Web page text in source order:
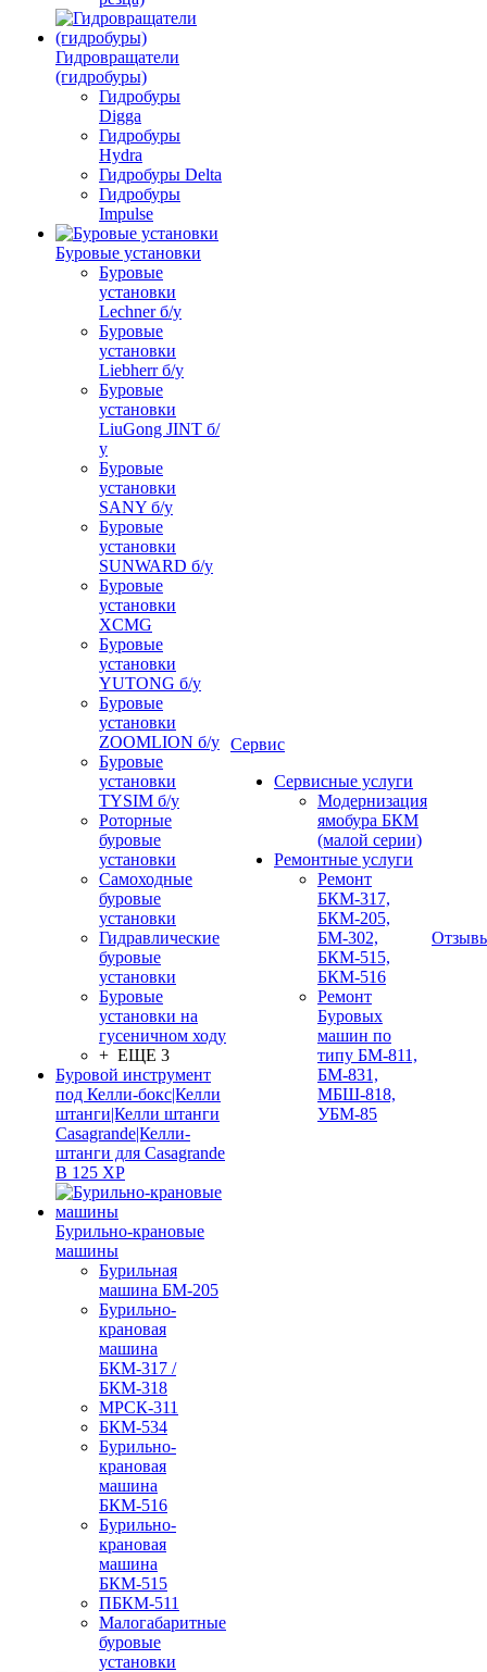
Гидровращатели
(гидробуры)
Гидробуры
Digga
Гидробуры
Hydra
Гидробуры Delta
Гидробуры
Impulse
Буровые установки
Буровые
установки
Lechner б/у
Буровые
установки
Liebherr б/у
Буровые
установки
LiuGong JINT б/
у
Буровые
установки
SANY б/у
Буровые
установки
SUNWARD б/у
Буровые
установки
XCMG
Буровые
установки
YUTONG б/у
Буровые
установки
ZOOMLION б/у
Буровые
установки
TYSIM б/у
Роторные
буровые
установки
Самоходные
буровые
установки
Гидравлические
буровые
установки
Буровые
установки на
гусеничном ходу
+ ЕЩЕ 3
Буровой инструмент
под Келли-бокс|Келли
штанги|Келли штанги
Casagrande|Келли-
штанги для Casagrande
B 125 XP
Бурильно-крановые
машины
Бурильная
машина БМ-205
Бурильно-
крановая
машина
БКМ-317 /
БКМ-318
МРСК-311
БКМ-534
Бурильно-
крановая
машина
БКМ-516
Бурильно-
крановая
машина
БКМ-515
ПБКМ-511
Малогабаритные
буровые
установки
Сервис
Сервисные услуги
Модернизация
ямобура БКМ
(малой серии)
Ремонтные услуги
Ремонт
БКМ-317,
БКМ-205,
БМ-302,
БКМ-515,
БКМ-516
Ремонт
Буровых
машин по
типу БМ-811,
БМ-831,
МБШ-818,
УБМ-85